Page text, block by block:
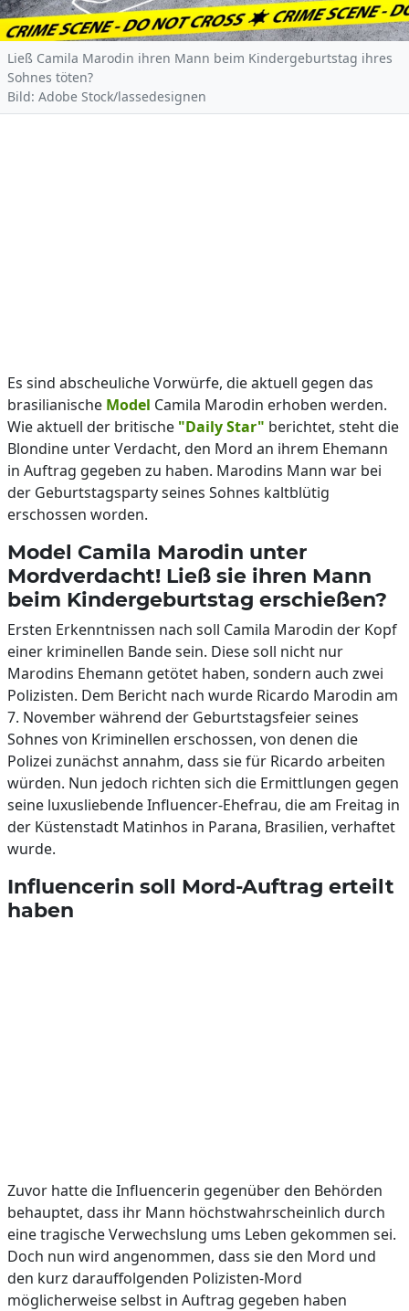
Ließ Camila Marodin ihren Mann beim Kindergeburtstag ihres
Sohnes töten?
Bild: Adobe Stock/lassedesignen
Es sind abscheuliche Vorwürfe, die aktuell gegen das
brasilianische Model Camila Marodin erhoben werden.
Wie aktuell der britische "Daily Star" berichtet, steht die
Blondine unter Verdacht, den Mord an ihrem Ehemann
in Auftrag gegeben zu haben. Marodins Mann war bei
der Geburtstagsparty seines Sohnes kaltblütig
erschossen worden.
Model Camila Marodin unter
Mordverdacht! Ließ sie ihren Mann
beim Kindergeburtstag erschießen?
Ersten Erkenntnissen nach soll Camila Marodin der Kopf
einer kriminellen Bande sein. Diese soll nicht nur
Marodins Ehemann getötet haben, sondern auch zwei
Polizisten. Dem Bericht nach wurde Ricardo Marodin am
7. November während der Geburtstagsfeier seines
Sohnes von Kriminellen erschossen, von denen die
Polizei zunächst annahm, dass sie für Ricardo arbeiten
würden. Nun jedoch richten sich die Ermittlungen gegen
seine luxusliebende Influencer-Ehefrau, die am Freitag in
der Küstenstadt Matinhos in Parana, Brasilien, verhaftet
wurde.
Influencerin soll Mord-Auftrag erteilt
haben
Zuvor hatte die Influencerin gegenüber den Behörden
behauptet, dass ihr Mann höchstwahrscheinlich durch
eine tragische Verwechslung ums Leben gekommen sei.
Doch nun wird angenommen, dass sie den Mord und
den kurz darauffolgenden Polizisten-Mord
möglicherweise selbst in Auftrag gegeben haben